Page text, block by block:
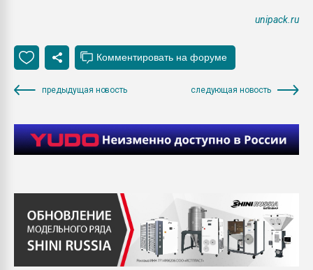
unipack.ru
предыдущая новость следующая новость